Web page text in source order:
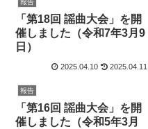
報告
「第18回 謡曲大会」を開
催しました（令和7年3月9
日）
2025.04.10 2025.04.11
報告
「第16回 謡曲大会」を開
催しました（令和5年3月